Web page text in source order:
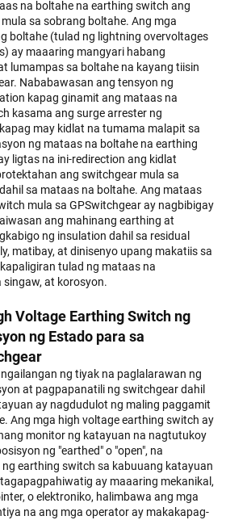
na boltahe na earthing switch ang
sa sobrang boltahe. Ang mga
boltahe (tulad ng lightning overvoltages
ay maaaring mangyari habang
lumampas sa boltahe na kayang tiisin
Nababawasan ang tensyon ng
kapag ginamit ang mataas na
kasama ang surge arrester ng
may kidlat na tumama malapit sa
ng mataas na boltahe na earthing
ligtas na ini-redirection ang kidlat
ang switchgear mula sa
sa mataas na boltahe. Ang mataas
mula sa GPSwitchgear ay nagbibigay
ang mahinang earthing at
ng insulation dahil sa residual
matibay, at dinisenyo upang makatiis sa
tulad ng mataas na
singaw, at korosyon.
Voltage Earthing Switch ng
ng Estado para sa
ng tiyak na paglalarawan ng
at pagpapanatili ng switchgear dahil
ay nagdudulot ng maling paggamit
Ang mga high voltage earthing switch ay
monitor ng katayuan na nagtutukoy
ng "earthed" o "open", na
earthing switch sa kabuuang katayuan
ay maaaring mekanikal,
o elektroniko, halimbawa ang mga
na ang mga operator ay makakapag-